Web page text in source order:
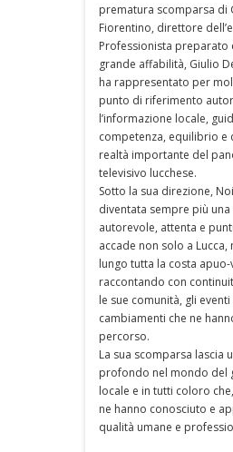
prematura scomparsa di
Fiorentino, direttore
Professionista preparato
grande affabilità, Giulio
ha rappresentato per
punto di riferimento
l’informazione locale,
competenza, equilibrio e
realtà importante del
televisivo lucchese.
Sotto la sua direzione,
diventata sempre più una
autorevole, attenta e
accade non solo a Lucca,
lungo tutta la costa apuo-
raccontando con
le sue comunità, gli eventi
cambiamenti che ne
percorso.
La sua scomparsa lascia
profondo nel mondo del
locale e in tutti coloro
ne hanno conosciuto e
qualità umane e